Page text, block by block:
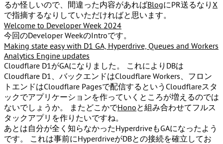
るか怪しいので、間違った内容があればBlogにPR送るなり X
で指摘するなりしていただければと思います。
Welcome to Developer Week 2024
今回のDeveloper WeekのIntroです。
Making state easy with D1 GA, Hyperdrive, Queues and Workers
Analytics Engine updates
Cloudflare D1がGAになりました。 これによりDBは
Cloudflare D1、バックエンドはCloudflare Workers、フロン
トエンドはCloudflare Pagesで配信するというCloudflareスタ
ックでアプリケーションを作っていくところが増えるのでは
ないでしょうか。 またどこかでHonoと組み合わせてフルス
タックアプリを作りたいですね。
あとは自分が全く知らなかったHyperdriveもGAになったよう
です。 これは事前にHyperdriveがDBとの接続を確立してお